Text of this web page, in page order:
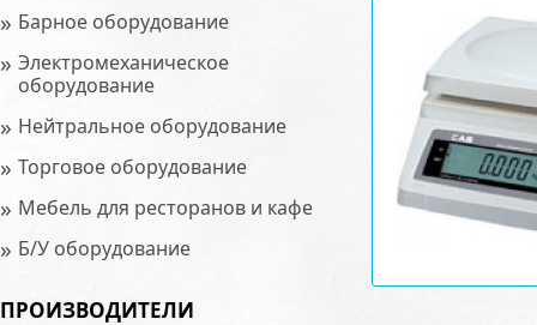
» Барное оборудование
» Электромеханическое
оборудование
» Нейтральное оборудование
» Торговое оборудование
» Мебель для ресторанов и кафе
» Б/У оборудование
ПРОИЗВОДИТЕЛИ